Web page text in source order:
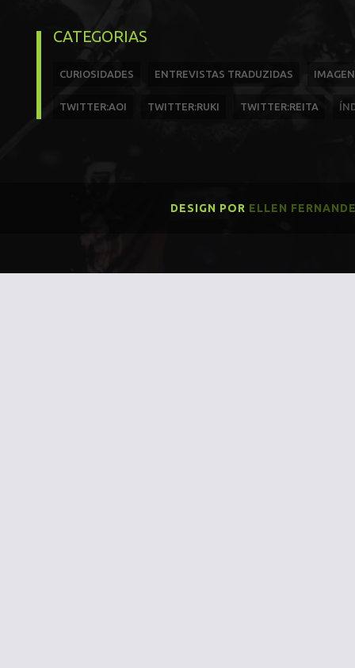
CATEGORIAS
CURIOSIDADES ENTREVISTAS TRADUZIDAS
TWITTER:AOI TWITTER:RUKI TWITTER:REITA
DESIGN POR ELLEN